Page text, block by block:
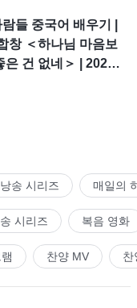
들 중국어 배우기 |
창 ＜하나님 마음보
은 건 없네＞ | 2026
송 시리즈 매일의
시리즈 복음 영화
찬양 MV 찬